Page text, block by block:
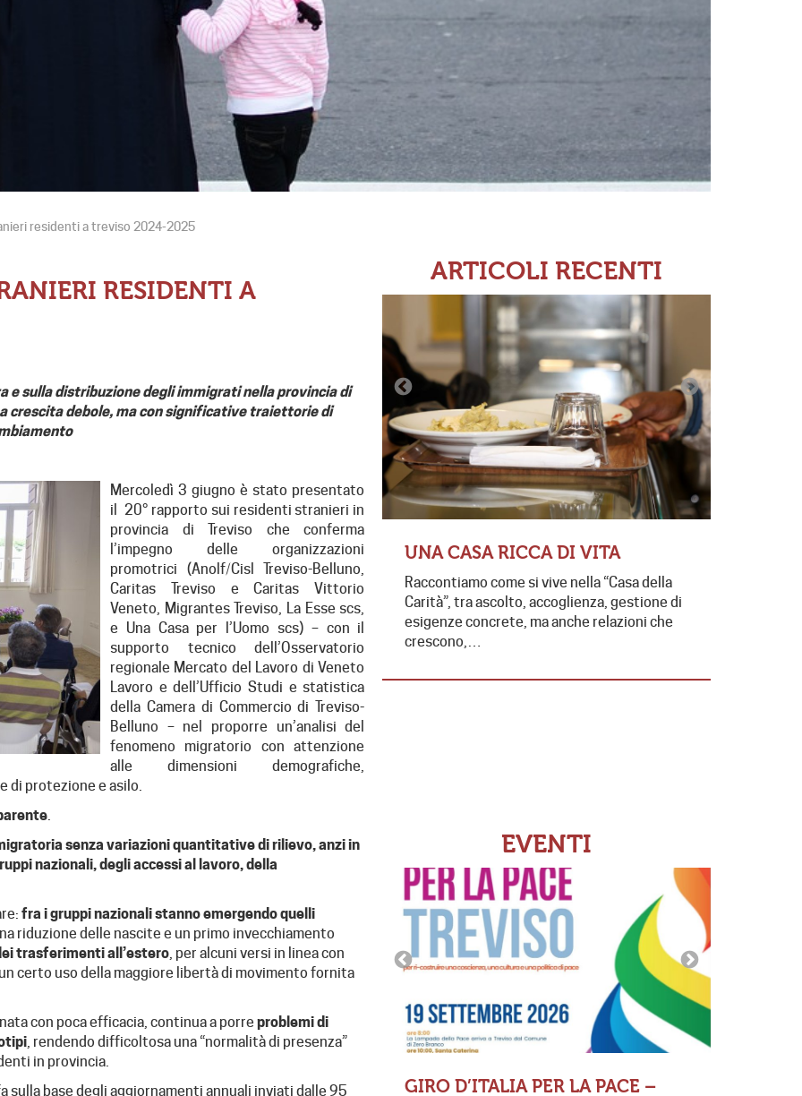
residenti a treviso 2024-2025
RESIDENTI A
e sulla distribuzione degli immigrati nella provincia di
crescita debole, ma con significative traiettorie di
Mercoledì 3 giugno è stato presentato
il 20° rapporto sui residenti stranieri in
provincia di Treviso che conferma
l’impegno delle organizzazioni
promotrici (Anolf/Cisl Treviso-Belluno,
Caritas Treviso e Caritas Vittorio
Veneto, Migrantes Treviso, La Esse scs,
e Una Casa per l’Uomo scs) – con il
supporto tecnico dell’Osservatorio
regionale Mercato del Lavoro di Veneto
Lavoro e dell’Ufficio Studi e statistica
della Camera di Commercio di Treviso-
Belluno – nel proporre un’analisi del
fenomeno migratorio con attenzione
alle dimensioni demografiche,
di protezione e asilo.
.
senza variazioni quantitative di rilievo, anzi in
nazionali, degli accessi al lavoro, della
fra i gruppi nazionali stanno emergendo quelli
riduzione delle nascite e un primo invecchiamento
trasferimenti all’estero, per alcuni versi in linea con
certo uso della maggiore libertà di movimento fornita
con poca efficacia, continua a porre problemi di
, rendendo difficoltosa una “normalità di presenza”
in provincia.
sulla base degli aggiornamenti annuali inviati dalle 95
ARTICOLI RECENTI
EMERGENZA IN VENEZUELA
(AGG. 1° AGOSTO)
Dopo il sisma la solidarietà non si ferma:
oltre 15 mila tonnellate di aiuti già
distribuite È La Guaira la…
UNA CASA RICCA DI VITA
Raccontiamo come si vive nella “Casa della
Carità”, tra ascolto, accoglienza, gestione di
esigenze concrete, ma anche relazioni che
crescono,…
EVENTI
ESPERIENZA PER GIOVANI
GIRO D’ITALIA PER LA PACE –